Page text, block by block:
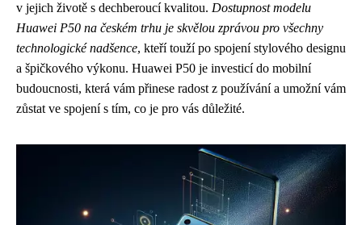
v jejich životě s dechberoucí kvalitou. Dostupnost modelu
Huawei P50 na českém trhu je skvělou zprávou pro všechny
technologické nadšence, kteří touží po spojení stylového designu
a špičkového výkonu. Huawei P50 je investicí do mobilní
budoucnosti, která vám přinese radost z používání a umožní vám
zůstat ve spojení s tím, co je pro vás důležité.